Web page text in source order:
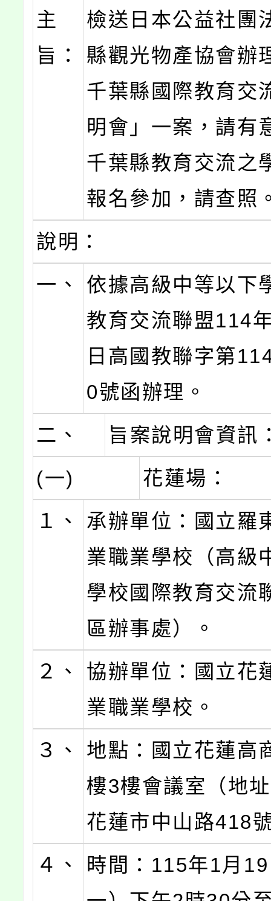
主
旨：
檢送日本公益社團
縣觀光物產協會辦
千葉縣國際教育交
明會」一案，請有
千葉縣教育交流之
報名參加，請查照
說明：
一、
依據高級中等以下
教育交流聯盟114
日高國教聯字第
0號函辦理。
二、
旨案說明會資訊
(一)
花蓮場：
１、
承辦單位：國立羅
業職業學校（高級
學校國際教育交流
區辦事處）。
２、
協辦單位：國立花
業職業學校。
３、
地點：國立花蓮高
樓3樓會議室（地
花蓮市中山路418
４、
時間：115年1月